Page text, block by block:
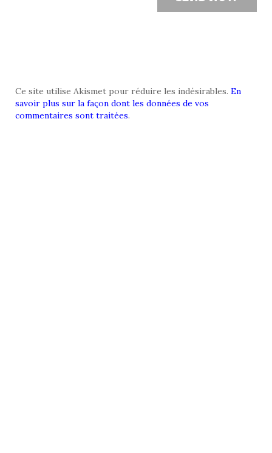
Ce site utilise Akismet pour réduire les indésirables. En
savoir plus sur la façon dont les données de vos
commentaires sont traitées.